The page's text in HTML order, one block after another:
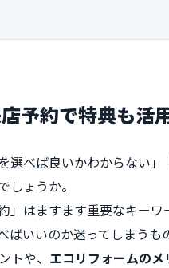
予約で特典も活
選べば良いかわからない
ょうか。
はますます重要なキー
いいのか迷ってしまうも
トや、 エコリフォームのメ